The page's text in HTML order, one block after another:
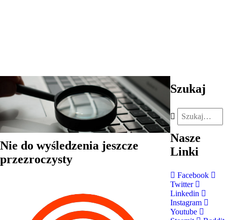
Nie do wyśledzenia jeszcze
przezroczysty
Szukaj
Nasze
Linki
Facebook
Twitter
Linkedin
Instagram
Youtube